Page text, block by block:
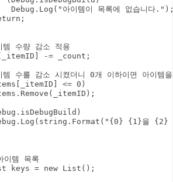
Debug.Log("아이템이 목록에 없습니다
수량 감소 적용
-= _count;
수를 감소 시켰더니 0개 이하이면 아이템
<= 0)
{1}을 {2}
템 목록
keys = new List ();